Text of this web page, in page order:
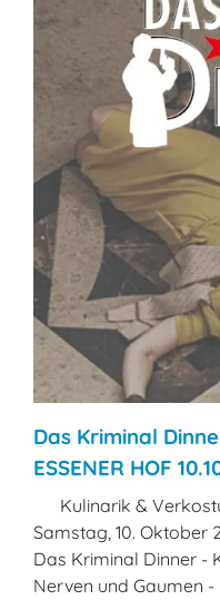
Das Kriminal
ESSENER HOF
Kulinarik &
Samstag, 10. Oktober
Das Kriminal Dinner -
Nerven und Gaumen